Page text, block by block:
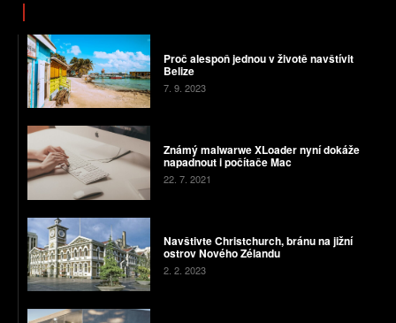
Proč alespoň jednou v životě navštívit
Belize
7. 9. 2023
Známý malwarwe XLoader nyní dokáže
napadnout i počítače Mac
22. 7. 2021
Navštivte Christchurch, bránu na jižní
ostrov Nového Zélandu
2. 2. 2023